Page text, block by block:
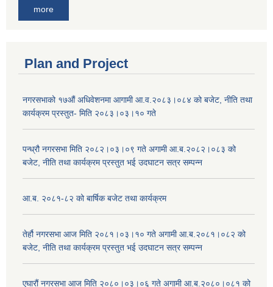
more
Plan and Project
नगरसभाको १७औं अधिवेशनमा आगामी आ.व.२०८३।०८४ को बजेट, नीति तथा
कार्यक्रम प्रस्तुत- मिति २०८३।०३।१० गते
पन्ध्रौ नगरसभा मिति २०८२।०३।०९ गते अगामी आ.ब.२०८२।०८३ को
बजेट, नीति तथा कार्यक्रम प्रस्तुत भई उदघाटन सत्र सम्पन्न
आ.ब. २०८१-८२ को बार्षिक बजेट तथा कार्यक्रम
तेर्हौ नगरसभा आज मिति २०८१।०३।१० गते अगामी आ.ब.२०८१।०८२ को
बजेट, नीति तथा कार्यक्रम प्रस्तुत भई उदघाटन सत्र सम्पन्न
एघारौं नगरसभा आज मिति २०८०।०३।०६ गते अगामी आ.ब.२०८०।०८१ को